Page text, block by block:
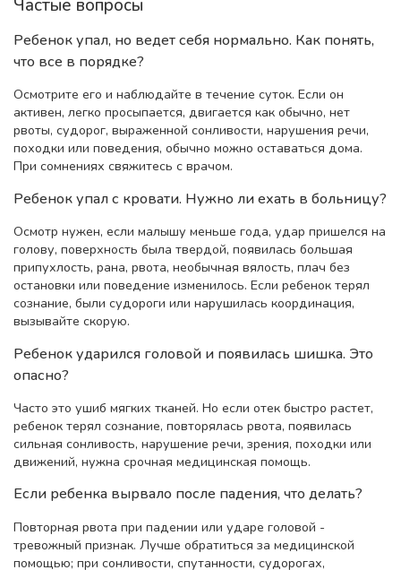
Частые вопросы
Ребенок упал, но ведет себя нормально. Как понять,
что все в порядке?
Осмотрите его и наблюдайте в течение суток. Если он
активен, легко просыпается, двигается как обычно, нет
рвоты, судорог, выраженной сонливости, нарушения речи,
походки или поведения, обычно можно оставаться дома.
При сомнениях свяжитесь с врачом.
Ребенок упал с кровати. Нужно ли ехать в больницу?
Осмотр нужен, если малышу меньше года, удар пришелся на
голову, поверхность была твердой, появилась большая
припухлость, рана, рвота, необычная вялость, плач без
остановки или поведение изменилось. Если ребенок терял
сознание, были судороги или нарушилась координация,
вызывайте скорую.
Ребенок ударился головой и появилась шишка. Это
опасно?
Часто это ушиб мягких тканей. Но если отек быстро растет,
ребенок терял сознание, повторялась рвота, появилась
сильная сонливость, нарушение речи, зрения, походки или
движений, нужна срочная медицинская помощь.
Если ребенка вырвало после падения, что делать?
Повторная рвота при падении или ударе головой -
тревожный признак. Лучше обратиться за медицинской
помощью; при сонливости, спутанности, судорогах,